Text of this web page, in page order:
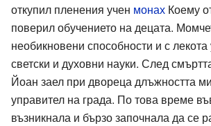
откупил пленения учен монах Коему
поверил обучението на децата.
необикновени способности и с лекота
светски и духовни науки. След
Йоан заел при двореца длъжността
управител на града. По това време
възникнала и бързо започнала да се